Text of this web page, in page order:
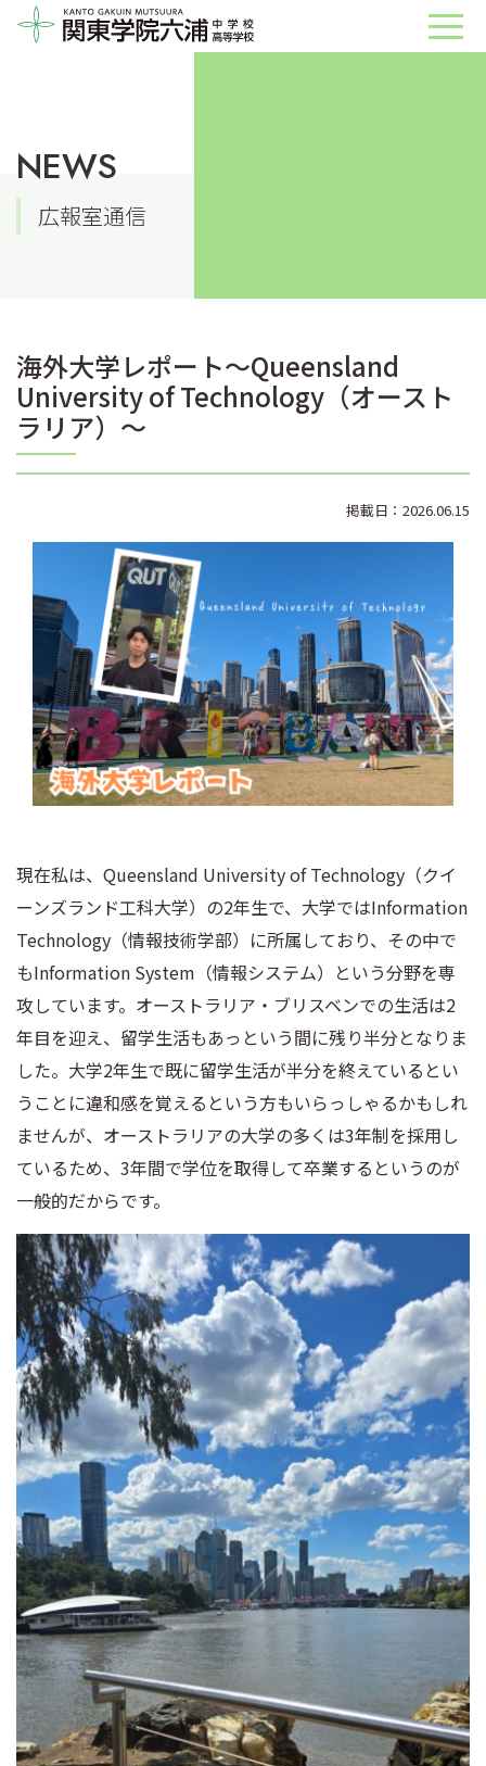
NEWS
広報室通信
海外大学レポート～Queensland
University of Technology（オースト
ラリア）～
掲載日：2026.06.15
現在私は、Queensland University of Technology（クイ
ーンズランド工科大学）の2年生で、大学ではInformation
Technology（情報技術学部）に所属しており、その中で
もInformation System（情報システム）という分野を専
攻しています。オーストラリア・ブリスベンでの生活は2
年目を迎え、留学生活もあっという間に残り半分となりま
した。大学2年生で既に留学生活が半分を終えているとい
うことに違和感を覚えるという方もいらっしゃるかもしれ
ませんが、オーストラリアの大学の多くは3年制を採用し
ているため、3年間で学位を取得して卒業するというのが
一般的だからです。